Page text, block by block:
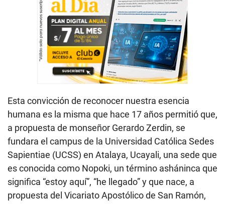
Esta convicción de reconocer nuestra esencia
humana es la misma que hace 17 años permitió que,
a propuesta de monseñor Gerardo Zerdin, se
fundara el campus de la Universidad Católica Sedes
Sapientiae (UCSS) en Atalaya, Ucayali, una sede que
es conocida como Nopoki, un término asháninca que
significa “estoy aquí”, “he llegado” y que nace, a
propuesta del Vicariato Apostólico de San Ramón,